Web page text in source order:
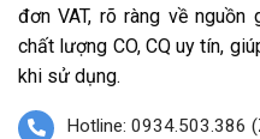
đơn VAT, rõ ràng về
chất lượng CO, CQ uy tín,
khi sử dụng.
Hotline: 0934.503.386